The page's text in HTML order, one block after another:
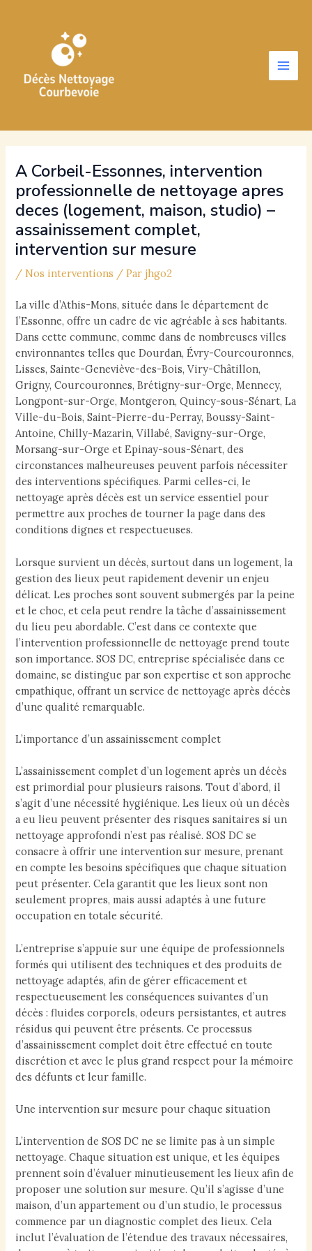
Main
A Corbeil-Essonnes, intervention
professionnelle de nettoyage apres
deces (logement, maison, studio) –
assainissement complet,
intervention sur mesure
/Nos interventions / Parjhgo2
La ville d’Athis-Mons, située dans le département de
l’Essonne, offre un cadre de vie agréable à ses habitants.
Dans cette commune, comme dans de nombreuses villes
environnantes telles que Dourdan, Évry-Courcouronnes,
Lisses, Sainte-Geneviève-des-Bois, Viry-Châtillon,
Grigny, Courcouronnes, Brétigny-sur-Orge, Mennecy,
Longpont-sur-Orge, Montgeron, Quincy-sous-Sénart, La
Ville-du-Bois, Saint-Pierre-du-Perray, Boussy-Saint-
Antoine, Chilly-Mazarin, Villabé, Savigny-sur-Orge,
Morsang-sur-Orge et Epinay-sous-Sénart, des
circonstances malheureuses peuvent parfois nécessiter
des interventions spécifiques. Parmi celles-ci, le
nettoyage après décès est un service essentiel pour
permettre aux proches de tourner la page dans des
conditions dignes et respectueuses.
Lorsque survient un décès, surtout dans un logement, la
gestion des lieux peut rapidement devenir un enjeu
délicat. Les proches sont souvent submergés par la peine
et le choc, et cela peut rendre la tâche d’assainissement
du lieu peu abordable. C’est dans ce contexte que
l’intervention professionnelle de nettoyage prend toute
son importance. SOS DC, entreprise spécialisée dans ce
domaine, se distingue par son expertise et son approche
empathique, offrant un service de nettoyage après décès
d’une qualité remarquable.
L’importance d’un assainissement complet
L’assainissement complet d’un logement après un décès
est primordial pour plusieurs raisons. Tout d’abord, il
s’agit d’une nécessité hygiénique. Les lieux où un décès
a eu lieu peuvent présenter des risques sanitaires si un
nettoyage approfondi n’est pas réalisé. SOS DC se
consacre à offrir une intervention sur mesure, prenant
en compte les besoins spécifiques que chaque situation
peut présenter. Cela garantit que les lieux sont non
seulement propres, mais aussi adaptés à une future
occupation en totale sécurité.
L’entreprise s’appuie sur une équipe de professionnels
formés qui utilisent des techniques et des produits de
nettoyage adaptés, afin de gérer efficacement et
respectueusement les conséquences suivantes d’un
décès : fluides corporels, odeurs persistantes, et autres
résidus qui peuvent être présents. Ce processus
d’assainissement complet doit être effectué en toute
discrétion et avec le plus grand respect pour la mémoire
des défunts et leur famille.
Une intervention sur mesure pour chaque situation
L’intervention de SOS DC ne se limite pas à un simple
nettoyage. Chaque situation est unique, et les équipes
prennent soin d’évaluer minutieusement les lieux afin de
proposer une solution sur mesure. Qu’il s’agisse d’une
maison, d’un appartement ou d’un studio, le processus
commence par un diagnostic complet des lieux. Cela
inclut l’évaluation de l’étendue des travaux nécessaires,